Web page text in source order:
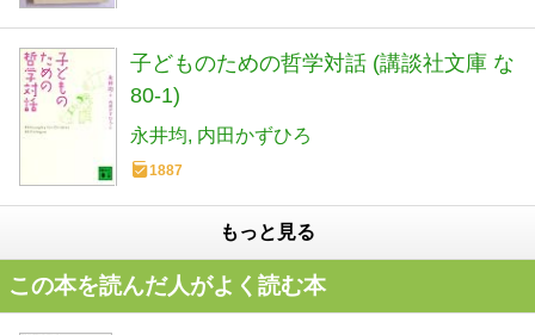
子どものための哲学対話 (講談社文庫 な
80-1)
永井均 内田かずひろ
1887
もっと見る
この本を読んだ人がよく読む本